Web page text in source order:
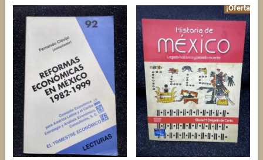
¡Oferta!